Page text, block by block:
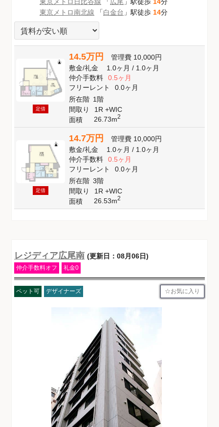
東京メトロ南北線 「白金台 」駅徒歩 14分
定借
14.5万円 管理費 10,000円
敷金/礼金 1.0ヶ月/ 1.0ヶ月
仲介手数料
0.5ヶ月
フリーレント
0.0ヶ月
所在階 1階
間取り
1R +WIC
面積
26.73m2
定借
14.7万円 管理費 10,000円
敷金/礼金 1.0ヶ月/ 1.0ヶ月
仲介手数料
0.5ヶ月
フリーレント
0.0ヶ月
所在階 3階
間取り
1R +WIC
面積
26.53m2
レジディア広尾南 (更新日：08月06日)
仲介手数料オフ 礼金0
ペット可 デザイナーズ お気に入り